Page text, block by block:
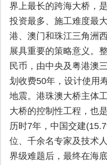
界上最长的跨海大桥，
投资最多、施工难度最
港、澳门和珠江三角洲
展具重要的策略意义。
民币，由中央及粤港澳
划收费50年，设计使用
地震。港珠澳大桥主体
大桥的控制性工程，也
历时7年，中国交建
位、千余名专家及技术
界级难题后，最终在海